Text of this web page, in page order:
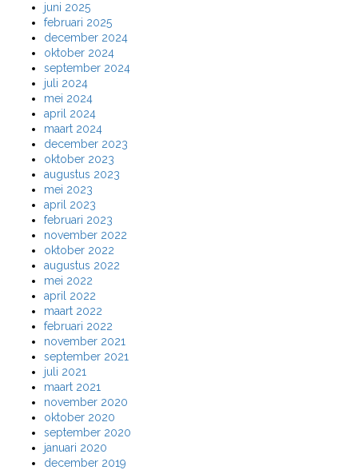
juni 2025
februari 2025
december 2024
oktober 2024
september 2024
juli 2024
mei 2024
april 2024
maart 2024
december 2023
oktober 2023
augustus 2023
mei 2023
april 2023
februari 2023
november 2022
oktober 2022
augustus 2022
mei 2022
april 2022
maart 2022
februari 2022
november 2021
september 2021
juli 2021
maart 2021
november 2020
oktober 2020
september 2020
januari 2020
december 2019